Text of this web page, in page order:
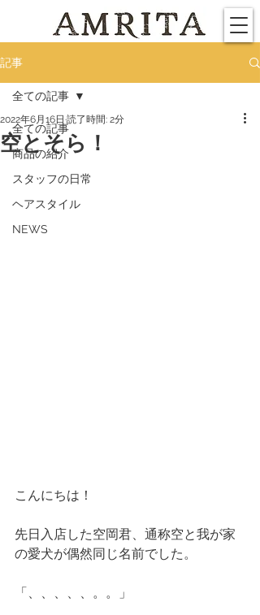
記事
全ての記事
商品の紹介
スタッフの日常
ヘアスタイル
NEWS
全ての記事
空とそら！
2022年6月16日 読了時間: 2分
こんにちは！
先日入店した空岡君、通称空と我が家
の愛犬が偶然同じ名前でした。
「、、、、、。。」